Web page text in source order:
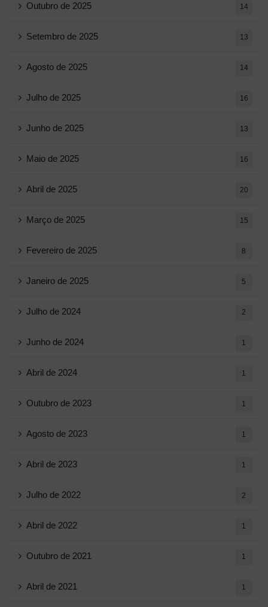
Outubro de 2025 14
Setembro de 2025 13
Agosto de 2025 14
Julho de 2025 16
Junho de 2025 13
Maio de 2025 16
Abril de 2025 20
Março de 2025 15
Fevereiro de 2025 8
Janeiro de 2025 5
Julho de 2024 2
Junho de 2024 1
Abril de 2024 1
Outubro de 2023 1
Agosto de 2023 1
Abril de 2023 1
Julho de 2022 2
Abril de 2022 1
Outubro de 2021 1
Abril de 2021 1